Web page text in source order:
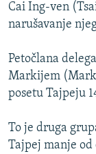
SVE KARTE
Cai Ing-ven
narušavanje
Petočlana
Markijem
posetu Tajpeju
To je druga
Tajpej manje od